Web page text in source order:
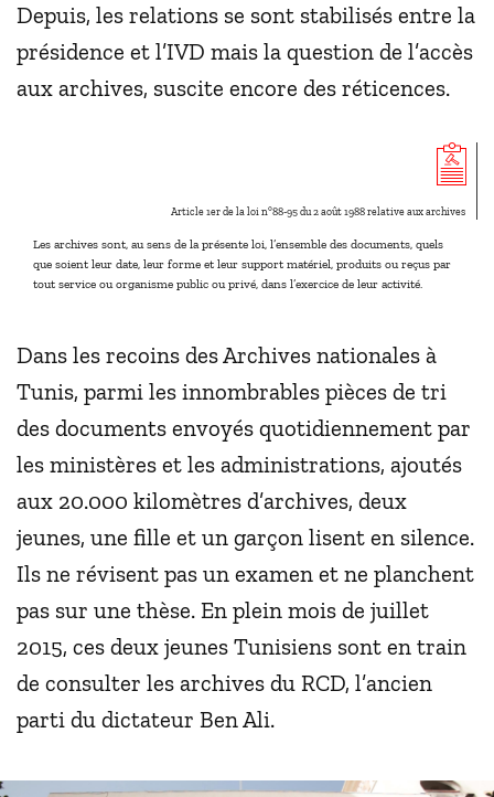
Depuis, les relations se sont stabilisés entre la
présidence et l’IVD mais la question de l’accès
aux archives, suscite encore des réticences.
Article 1er de la loi n°88-95 du 2 août 1988 relative aux archives
Les archives sont, au sens de la présente loi, l’ensemble des documents, quels
que soient leur date, leur forme et leur support matériel, produits ou reçus par
tout service ou organisme public ou privé, dans l’exercice de leur activité.
Dans les recoins des Archives nationales à
Tunis, parmi les innombrables pièces de tri
des documents envoyés quotidiennement par
les ministères et les administrations, ajoutés
aux 20.000 kilomètres d’archives, deux
jeunes, une fille et un garçon lisent en silence.
Ils ne révisent pas un examen et ne planchent
pas sur une thèse. En plein mois de juillet
2015, ces deux jeunes Tunisiens sont en train
de consulter les archives du RCD, l’ancien
parti du dictateur Ben Ali.